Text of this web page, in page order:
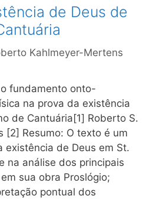
de Deus de
Kahlmeyer-Mertens
fundamento onto-
na prova da existência
de Cantuária[1] Roberto S.
[2] Resumo: O texto é um
existência de Deus em St.
na análise dos principais
sua obra Proslógio;
pontual dos